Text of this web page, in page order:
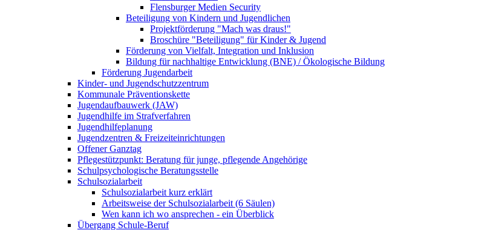
Flensburger Medien Security
Beteiligung von Kindern und Jugendlichen
Projektförderung "Mach was draus!"
Broschüre "Beteiligung" für Kinder & Jugend
Förderung von Vielfalt, Integration und Inklusion
Bildung für nachhaltige Entwicklung (BNE) / Ökologische Bildung
Förderung Jugendarbeit
Kinder- und Jugendschutzzentrum
Kommunale Präventionskette
Jugendaufbauwerk (JAW)
Jugendhilfe im Strafverfahren
Jugendhilfeplanung
Jugendzentren & Freizeiteinrichtungen
Offener Ganztag
Pflegestützpunkt: Beratung für junge, pflegende Angehörige
Schulpsychologische Beratungsstelle
Schulsozialarbeit
Schulsozialarbeit kurz erklärt
Arbeitsweise der Schulsozialarbeit (6 Säulen)
Wen kann ich wo ansprechen - ein Überblick
Übergang Schule-Beruf